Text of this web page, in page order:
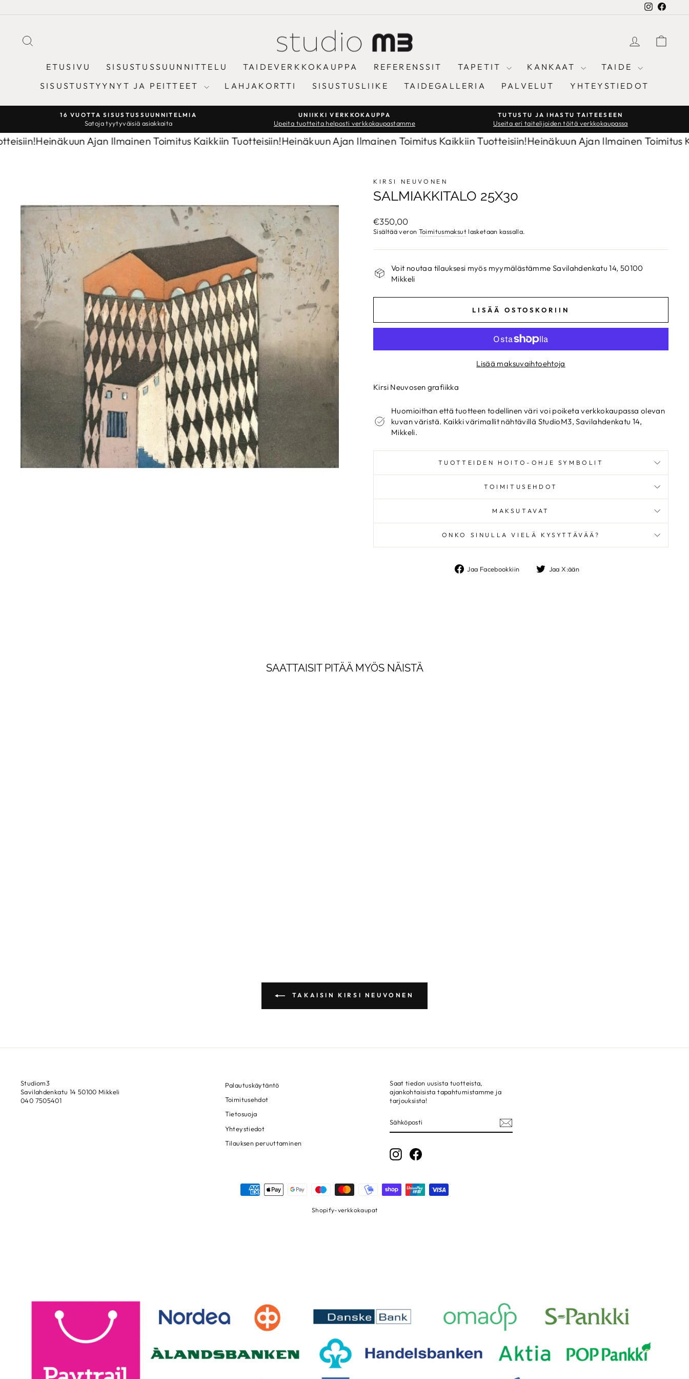
Instagram
ETUSIVU SISUSTUSSUUNNITTELU TAIDEVERKKOKAUPPA REFERENSSIT TAPETIT KANKAAT
TAIDE
SISUSTUSTYYNYT JA PEITTEET
LAHJAKORTTI SISUSTUSLIIKE TAIDEGALLERIA PALVELUT YHTEYSTIEDOT
Keskeytä
diaesitys
16 VUOTTA SISUSTUSSUUNNITELMIA
Satoja tyytyväisiä asiakkaita
UNIIKKI VERKKOKAUPPA
Upeita tuotteita helposti verkkokaupastamme
TUTUSTU JA IHASTU TAITEESEEN
Useita eri taitelijoiden töitä verkkokaupassa
Heinäkuun Ajan Ilmainen Toimitus Kaikkiin Tuotteisiin!Heinäkuun Ajan Ilmainen Toimitus Kaikkiin Tuotteisiin!Heinäkuun Ajan Ilmainen Toimitus
KIRSI NEUVONEN
SALMIAKKITALO 25X30
Normaalihinta
€350,00
Sisältää veron Toimitusmaksutlasketaan kassalla.
Voit noutaa tilauksesi myös myymälästämme Savilahdenkatu 14, 50100
Mikkeli
LISÄÄ OSTOSKORIIN
Lisää maksuvaihtoehtoja
Kirsi Neuvosen grafiikka
Huomioithan että tuotteen todellinen väri voi poiketa verkkokaupassa olevan
kuvan väristä. Kaikki värimallit nähtävillä StudioM3, Savilahdenkatu 14,
Mikkeli.
TUOTTEIDEN HOITO-OHJE SYMBOLIT
TOIMITUSEHDOT
MAKSUTAVAT
ONKO SINULLA VIELÄ KYSYTTÄVÄÄ?
Jaa Facebookkiin
Jaa
Jaa X:ään
SAATTAISIT PITÄÄ MYÖS NÄISTÄ
TAKAISIN KIRSI NEUVONEN
Studiom3
Savilahdenkatu 14 50100 Mikkeli
040 7505401
Palautuskäytäntö
Toimitusehdot
Tietosuoja
Yhteystiedot
Tilauksen peruuttaminen
Saat tiedon uusista tuotteista,
ajankohtaisista tapahtumistamme ja
tarjouksista!
InstagramFacebook
Shopify-verkkokaupat